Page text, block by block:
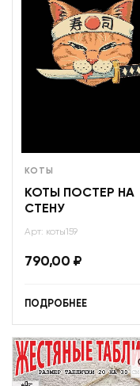
КОТЫ
КОТЫ ПОСТЕР НА
СТЕНУ
Арт: коты159
790,00 ₽
ПОДРОБНЕЕ